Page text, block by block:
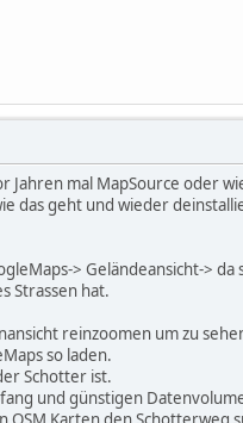
Jahren mal MapSource oder
das geht und wieder
> Geländeansicht->
Strassen hat.
reinzoomen um zu
so laden.
Schotter ist.
und günstigen